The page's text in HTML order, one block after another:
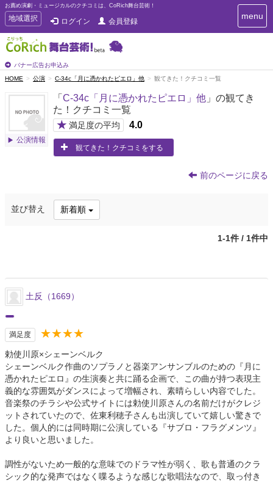
お薦め演劇・ミュージカルのクチコミは、CoRich舞台芸術！
T
o
g
g
e
n
a
t
地域選択 ログイン 会員登録
バナー広告お申込み
T
o
a
i
menu
HOME 公演 C-34c「月に憑かれたピエロ」他 観てきた！クチコミ一覧
公演情報
「 C-34c「月に憑かれたピエロ」他 」の観てき
た！クチコミ一覧
★ 満足度の平均 4.0
観てきた！クチコミをする
前のページに戻る
並び替え 新着順
1-1件 / 1件中
土反（1669）
満足度 ★★★★
勅使川原×シェーンベルク
シェーンベルク作曲のソプラノと器楽アンサンブルのための『月に
憑かれたピエロ』の生演奏と共に踊る企画で、この曲が持つ表現主
義的な雰囲気がダンスによって増幅され、素晴らしい内容でした。
音楽祭のチラシや公式サイトには勅使川原さんの名前だけがクレジ
ットされていたので、佐東利穂子さんも出演していて嬉しい驚きで
した。個人的には同時期に公演している『サブロ・フラグメンツ』
より良いと思いました。
調性がないため一般的な意味でのドラマ性が弱く、歌も普通のクラ
シック的な発声ではなく喋るような感じな歌唱法なので、取っ付き